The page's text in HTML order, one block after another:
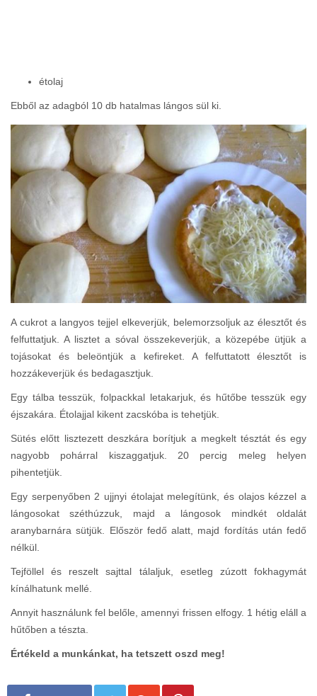
étolaj
Ebből az adagból 10 db hatalmas lángos sül ki.
A cukrot a langyos tejjel elkeverjük, belemorzsoljuk az élesztőt és
felfuttatjuk. A lisztet a sóval összekeverjük, a közepébe ütjük a
tojásokat és beleöntjük a kefireket. A felfuttatott élesztőt is
hozzákeverjük és bedagasztjuk.
Egy tálba tesszük, folpackkal letakarjuk, és hűtőbe tesszük egy
éjszakára. Étolajjal kikent zacskóba is tehetjük.
Sütés előtt lisztezett deszkára borítjuk a megkelt tésztát és egy
nagyobb pohárral kiszaggatjuk. 20 percig meleg helyen
pihentetjük.
Egy serpenyőben 2 ujjnyi étolajat melegítünk, és olajos kézzel a
lángosokat széthúzzuk, majd a lángosok mindkét oldalát
aranybarnára sütjük. Először fedő alatt, majd fordítás után fedő
nélkül.
Tejföllel és reszelt sajttal tálaljuk, esetleg zúzott fokhagymát
kínálhatunk mellé.
Annyit használunk fel belőle, amennyi frissen elfogy. 1 hétig eláll a
hűtőben a tészta.
Értékeld a munkánkat, ha tetszett oszd meg!